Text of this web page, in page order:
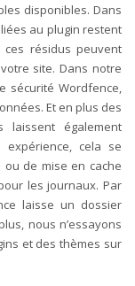
disponibles. Dans
au plugin restent
résidus peuvent
site. Dans notre
sécurité Wordfence,
Et en plus des
laissent également
expérience, cela se
de mise en cache
les journaux. Par
laisse un dossier
nous n’essayons
et des thèmes sur